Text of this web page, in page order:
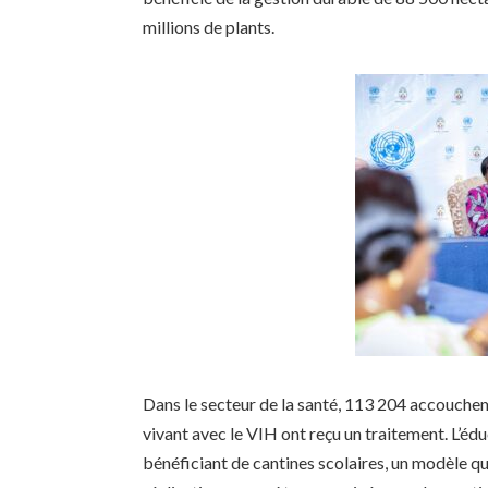
millions de plants.
Dans le secteur de la santé, 113 204
vivant avec le VIH ont reçu un traitement.
bénéficiant de cantines scolaires, un modèle